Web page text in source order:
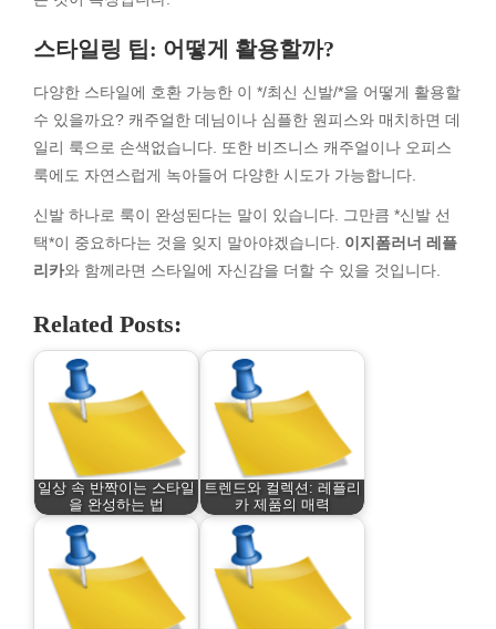
스타일링 팁: 어떻게 활용할까?
다양한 스타일에 호환 가능한 이 */최신 신발/*을 어떻게 활용할
수 있을까요? 캐주얼한 데님이나 심플한 원피스와 매치하면 데
일리 룩으로 손색없습니다. 또한 비즈니스 캐주얼이나 오피스
룩에도 자연스럽게 녹아들어 다양한 시도가 가능합니다.
신발 하나로 룩이 완성된다는 말이 있습니다. 그만큼 *신발 선
택*이 중요하다는 것을 잊지 말아야겠습니다. 이지폼러너 레플
리카와 함께라면 스타일에 자신감을 더할 수 있을 것입니다.
Related Posts:
일상 속 반짝이는 스타일
을 완성하는 법
트렌드와 컬렉션: 레플리
카 제품의 매력